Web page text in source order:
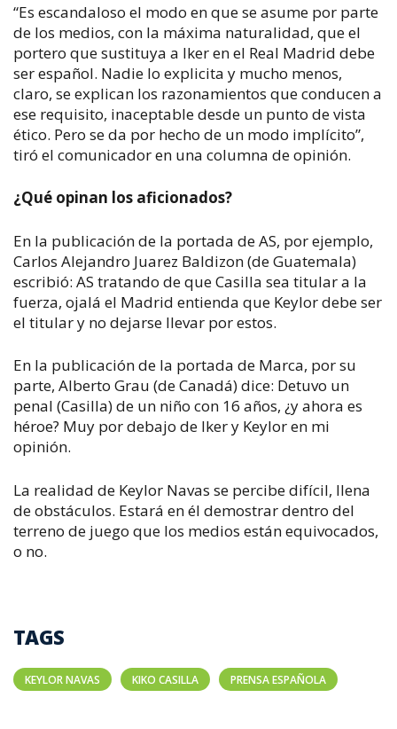
“Es escandaloso el modo en que se asume por parte
de los medios, con la máxima naturalidad, que el
portero que sustituya a Iker en el Real Madrid debe
ser español. Nadie lo explicita y mucho menos,
claro, se explican los razonamientos que conducen a
ese requisito, inaceptable desde un punto de vista
ético. Pero se da por hecho de un modo implícito”,
tiró el comunicador en una columna de opinión.
¿Qué opinan los aficionados?
En la publicación de la portada deAS, por ejemplo,
Carlos Alejandro Juarez Baldizon (de Guatemala)
escribió: AS tratando de que Casilla sea titular a la
fuerza, ojalá el Madrid entienda que Keylor debe ser
el titular y no dejarse llevar por estos.
En la publicación de la portada de Marca, por su
parte, Alberto Grau (de Canadá) dice: Detuvo un
penal (Casilla) de un niño con 16 años, ¿y ahora es
héroe? Muy por debajo de Iker y Keylor en mi
opinión.
La realidad de Keylor Navas se percibe difícil, llena
de obstáculos. Estará en él demostrar dentro del
terreno de juego que los medios están equivocados,
o no.
TAGS
KEYLOR NAVAS KIKO CASILLA PRENSA ESPAÑOLA